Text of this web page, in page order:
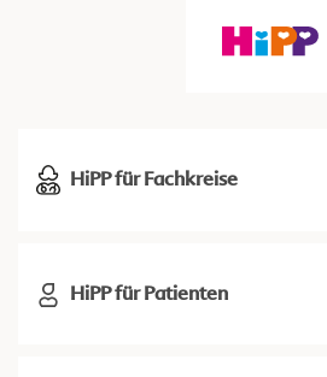
HiPP für Fachkreise
HiPP für Patienten